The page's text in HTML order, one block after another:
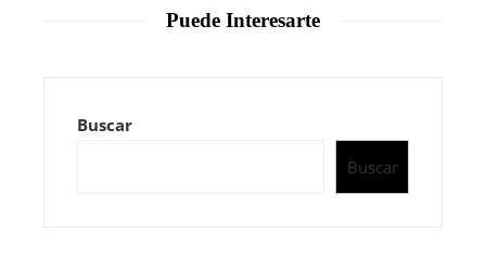
Puede Interesarte
Buscar
Buscar